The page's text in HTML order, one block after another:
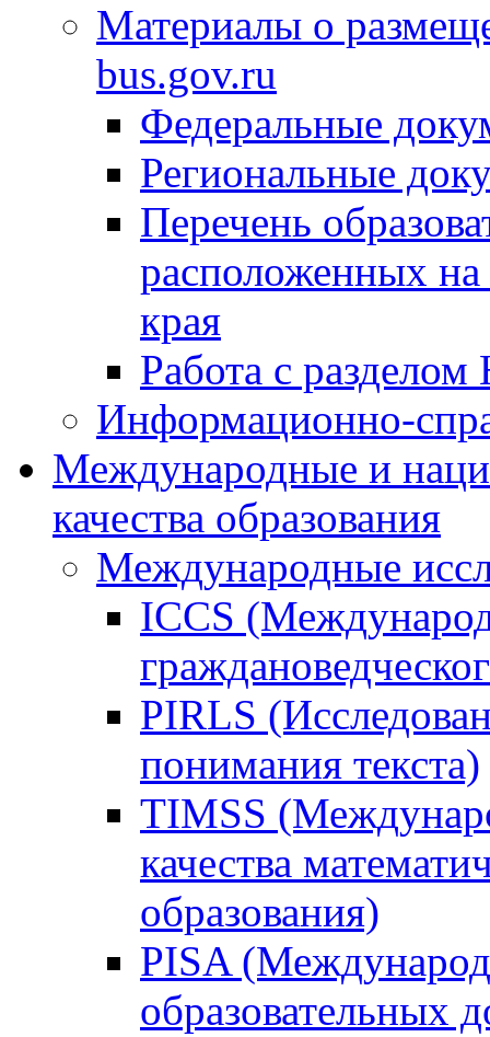
Материалы о
bus.gov.ru
Федеральные
Региональные
Перечень
расположенных на
края
Работа с
Информационно-
Международные и
качества образования
Международные
ICCS
PIRLS
понимания текста)
TIMSS
качества
образования)
PISA
образовательных